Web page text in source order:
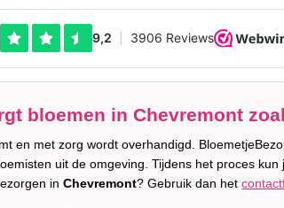
bloemen in Chevremont
en met zorg wordt overhandigd.
uit de omgeving. Tijdens het proces kun
inChevremont? Gebruik dan het